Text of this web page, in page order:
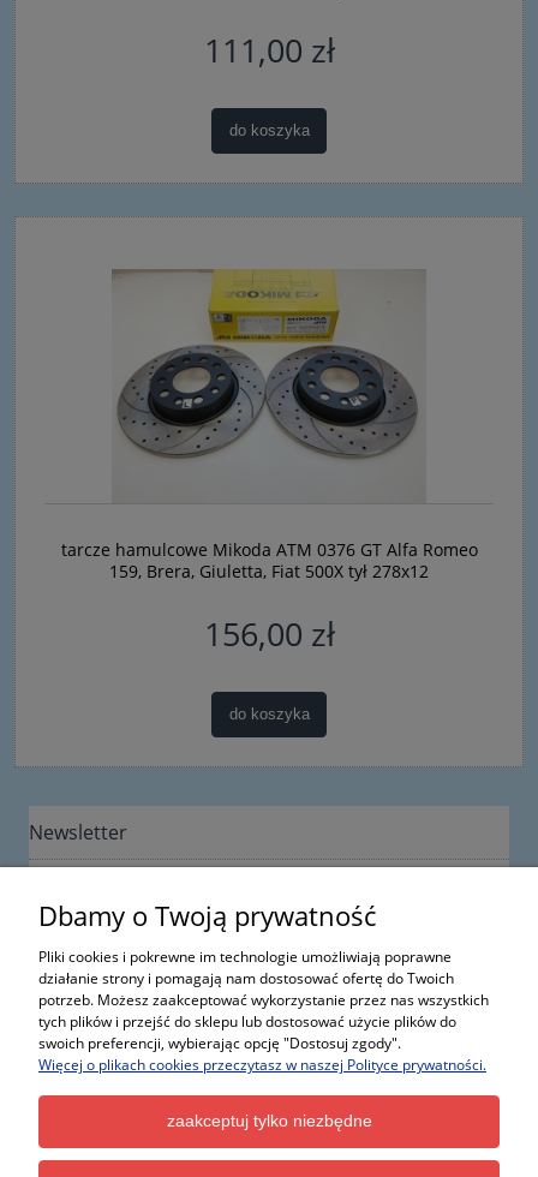
111,00 zł
do koszyka
tarcze hamulcowe Mikoda ATM 0376 GT Alfa Romeo
159, Brera, Giuletta, Fiat 500X tył 278x12
156,00 zł
do koszyka
Newsletter
Informacje
Moje konto
Kontakt
Dbamy o Twoją prywatność
Pliki cookies i pokrewne im technologie umożliwiają poprawne
działanie strony i pomagają nam dostosować ofertę do Twoich
potrzeb. Możesz zaakceptować wykorzystanie przez nas wszystkich
tych plików i przejść do sklepu lub dostosować użycie plików do
swoich preferencji, wybierając opcję "Dostosuj zgody".
Więcej o plikach cookies przeczytasz w naszej Polityce prywatności.
zaakceptuj tylko niezbędne